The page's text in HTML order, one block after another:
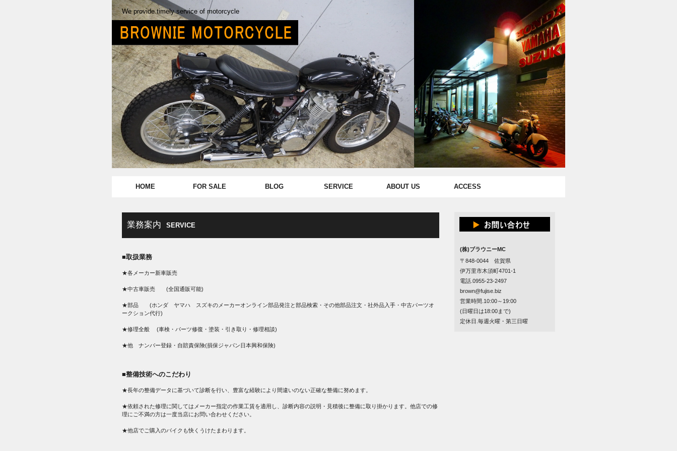
We provide timely service of motorcycle
業務案内 SERVICE
■取扱業務
★各メーカー新車販売
★中古車販売 (全国通販可能)
★部品 (ホンダ ヤマハ スズキのメーカーオンライン部品発注と部品検索・その他部品注文・社外品入手・中古パーツオ
ークション代行)
★修理全般 (車検・パーツ修復・塗装・引き取り・修理相談)
★他 ナンバー登録・自賠責保険(損保ジャパン日本興和保険)
■整備技術へのこだわり
★長年の整備データに基づいて診断を行い、豊富な経験により間違いのない正確な整備に努めます。
★依頼された修理に関してはメーカー指定の作業工賃を適用し、診断内容の説明・見積後に整備に取り掛かります。他店での修
理にご不満の方は一度当店にお問い合わせください。
★他店でご購入のバイクも快くうけたまわります。
HOME FOR SALE BLOG SERVICE ABOUT US ACCESS
(株)ブラウニーMC
〒848-0044 佐賀県
伊万里市木須町4701-1
電話.0955-23-2497
brown@fujise.biz
営業時間.10:00～19:00
(日曜日は18:00まで)
定休日.毎週火曜・第三日曜